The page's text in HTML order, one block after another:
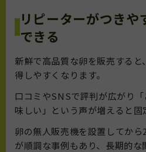
リピーターがつきや
できる
新鮮で高品質な卵を販売する
得しやすくなります。
口コミやSNSで評判が広がり
味しい」という声が増えると固
卵の無人販売機を設置してか
が順調な事例もあり、長期的